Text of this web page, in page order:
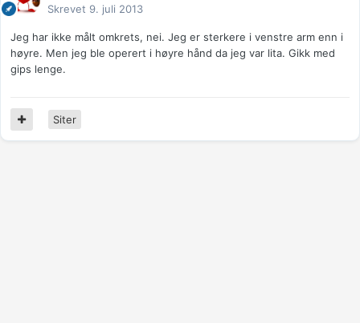
Skrevet 9. juli 2013
Jeg har ikke målt omkrets, nei. Jeg er sterkere i venstre arm enn i
høyre. Men jeg ble operert i høyre hånd da jeg var lita. Gikk med
gips lenge.
Siter